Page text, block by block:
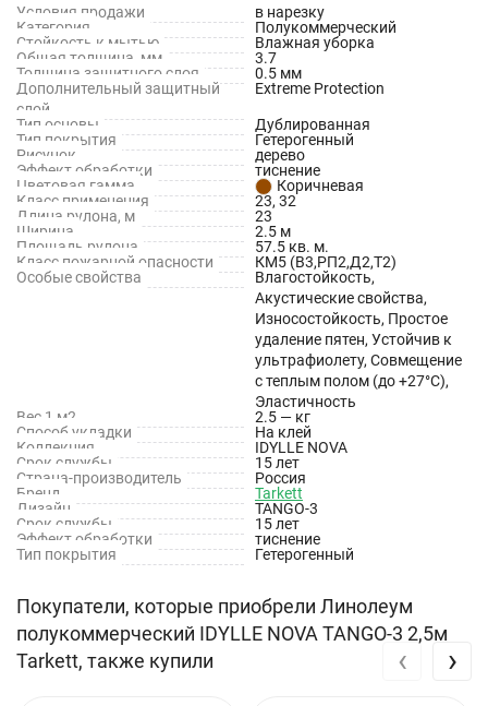
обладает высокой тепло и шумоизоляцией.
Дополнительный слой из лака Extreme protection защищает
покрытие от появления царапин, потертостей и выгорания от
воздействия прямых солнечных лучей.
Условия продажи
в нарезку
Категория
Полукоммерческий
Стойкость к мытью
Влажная уборка
Общая толщина, мм
3.7
Толщина защитного слоя
0.5 мм
Дополнительный защитный
слой
Extreme Protection
Тип основы
Дублированная
Тип покрытия
Гетерогенный
Рисунок
дерево
Эффект обработки
тиснение
Цветовая гамма
Коричневая
Класс применения
23, 32
Длина рулона, м
23
Ширина
2.5 м
Площадь рулона
57.5 кв. м.
Класс пожарной опасности
КМ5 (В3,РП2,Д2,Т2)
Особые свойства
Влагостойкость,
Акустические свойства,
Износостойкость, Простое
удаление пятен, Устойчив к
ультрафиолету, Совмещение
с теплым полом (до +27°С),
Эластичность
Вес 1 м2
2.5 — кг
Способ укладки
На клей
Коллекция
IDYLLE NOVA
Срок службы
15 лет
Страна-производитель
Россия
Бренд
Tarkett
Дизайн
TANGO-3
Срок службы
15 лет
Эффект обработки
тиснение
Тип покрытия
Гетерогенный
Покупатели, которые приобрели Линолеум
полукоммерческий IDYLLE NOVA TANGO-3 2,5м
Tarkett, также купили
‹ ›